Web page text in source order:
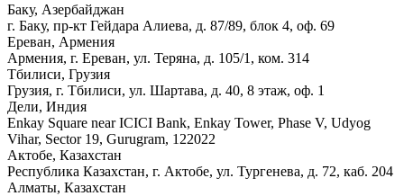
Баку, Азербайджан
г. Баку, пр-кт Гейдара Алиева, д. 87/89, блок 4, оф. 69
Ереван, Армения
Армения, г. Ереван, ул. Теряна, д. 105/1, ком. 314
Тбилиси, Грузия
Грузия, г. Тбилиси, ул. Шартава, д. 40, 8 этаж, оф. 1
Дели, Индия
Enkay Square near ICICI Bank, Enkay Tower, Phase V, Udyog
Vihar, Sector 19, Gurugram, 122022
Актобе, Казахстан
Республика Казахстан, г. Актобе, ул. Тургенева, д. 72, каб. 204
Алматы, Казахстан